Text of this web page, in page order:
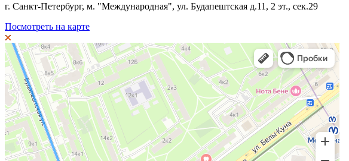
г. Санкт-Петербург, м. "Международная", ул. Будапештская д.11, 2 эт., сек.29
Посмотреть на карте